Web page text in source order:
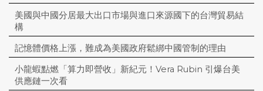
美國與中國分居最大出口市場與進口來源國下的台灣貿易結
構
記憶體價格上漲，難成為美國政府鬆綁中國管制的理由
小龍蝦點燃「算力即營收」新紀元！Vera Rubin 引爆台美
供應鏈一次看